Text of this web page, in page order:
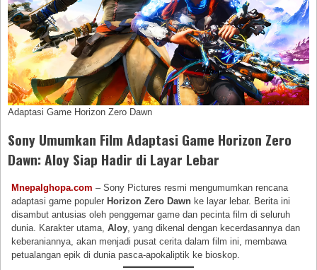
Adaptasi Game Horizon Zero Dawn
Sony Umumkan Film Adaptasi Game Horizon Zero
Dawn: Aloy Siap Hadir di Layar Lebar
Mnepalghopa.com– Sony Pictures resmi mengumumkan rencana
adaptasi game populer Horizon Zero Dawn ke layar lebar. Berita ini
disambut antusias oleh penggemar game dan pecinta film di seluruh
dunia. Karakter utama,Aloy, yang dikenal dengan kecerdasannya dan
keberaniannya, akan menjadi pusat cerita dalam film ini, membawa
petualangan epik di dunia pasca-apokaliptik ke bioskop.